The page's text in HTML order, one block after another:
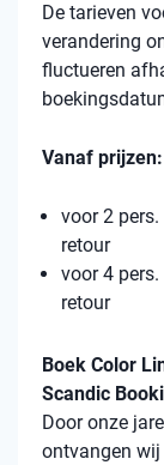
De tarieven
verandering
fluctueren
Vanaf prijzen:
voor 2
retour
voor 4
retour
Boek Color
Scandic
Door onze
ontvangen wij